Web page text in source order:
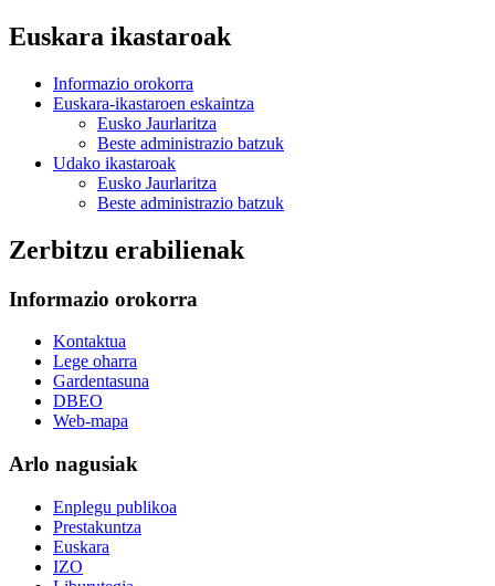
Euskara ikastaroak
Informazio orokorra
Euskara-ikastaroen eskaintza
Eusko Jaurlaritza
Beste administrazio batzuk
Udako ikastaroak
Eusko Jaurlaritza
Beste administrazio batzuk
Zerbitzu erabilienak
Informazio orokorra
Kontaktua
Lege oharra
Gardentasuna
DBEO
Web-mapa
Arlo nagusiak
Enplegu publikoa
Prestakuntza
Euskara
IZO